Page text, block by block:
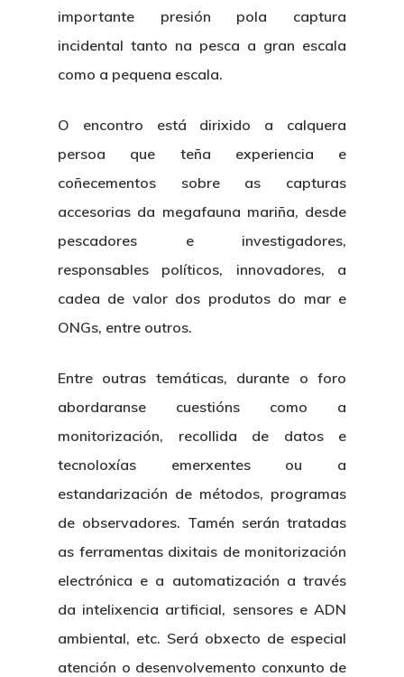
importante presión pola captura
incidental tanto na pesca a gran escala
como a pequena escala.
O encontro está dirixido a calquera
persoa que teña experiencia e
coñecementos sobre as capturas
accesorias da megafauna mariña, desde
pescadores e investigadores,
responsables políticos, innovadores, a
cadea de valor dos produtos do mar e
ONGs, entre outros.
Entre outras temáticas, durante o foro
abordaranse cuestións como a
monitorización, recollida de datos e
tecnoloxías emerxentes ou a
estandarización de métodos, programas
de observadores. Tamén serán tratadas
as ferramentas dixitais de monitorización
electrónica e a automatización a través
da intelixencia artificial, sensores e ADN
ambiental, etc. Será obxecto de especial
atención o desenvolvemento conxunto de